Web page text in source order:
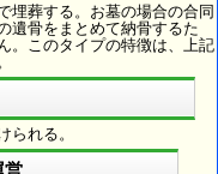
埋葬する。お墓の場合の合同
遺骨をまとめて納骨するた
。このタイプの特徴は、上記
られる。
営